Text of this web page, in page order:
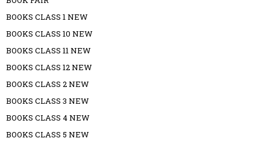
BOOKS CLASS 1 NEW
BOOKS CLASS 10 NEW
BOOKS CLASS 11 NEW
BOOKS CLASS 12 NEW
BOOKS CLASS 2 NEW
BOOKS CLASS 3 NEW
BOOKS CLASS 4 NEW
BOOKS CLASS 5 NEW